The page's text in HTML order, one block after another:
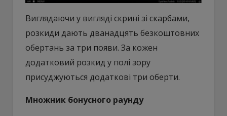
Виглядаючи у вигляді скрині зі скарбами,
розкиди дають дванадцять безкоштовних
обертань за три появи. За кожен
додатковий розкид у полі зору
присуджуються додаткові три оберти.
Множник бонусного раунду